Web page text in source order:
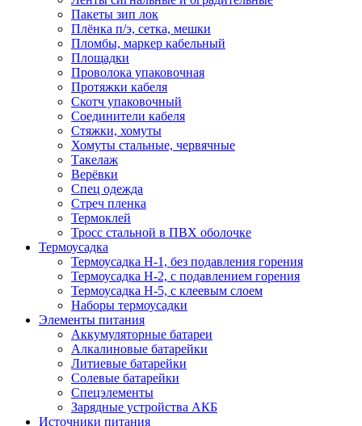
Пакеты зип лок
Плёнка п/э, сетка, мешки
Пломбы, маркер кабельный
Площадки
Проволока упаковочная
Протяжки кабеля
Скотч упаковочный
Соединители кабеля
Стяжки, хомуты
Хомуты стальные, червячные
Такелаж
Верёвки
Спец одежда
Стреч пленка
Термоклей
Тросс стальной в ПВХ оболочке
Термоусадка
Термоусадка H-1, без подавления горения
Термоусадка H-2, с подавлением горения
Термоусадка H-5, с клеевым слоем
Наборы термоусадки
Элементы питания
Аккумуляторные батареи
Алкалиновые батарейки
Литиевые батарейки
Солевые батарейки
Спецэлементы
Зарядные устройства АКБ
Источники питания